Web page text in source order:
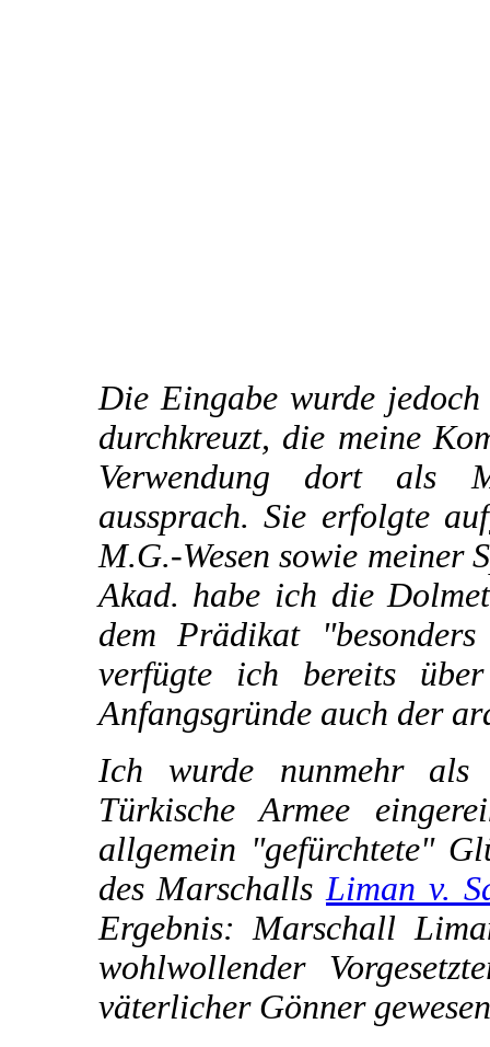
Die Eingabe wurde
durchkreuzt, die meine
Verwendung dort als
aussprach. Sie erfolgte
M.G.-Wesen sowie meiner
Akad. habe ich die
dem Prädikat "besonders
verfügte ich bereits
Anfangsgründe auch der
Ich wurde nunmehr
Türkische Armee
allgemein "gefürchtete"
des Marschalls Liman v.
Ergebnis: Marschall
wohlwollender
väterlicher Gönner